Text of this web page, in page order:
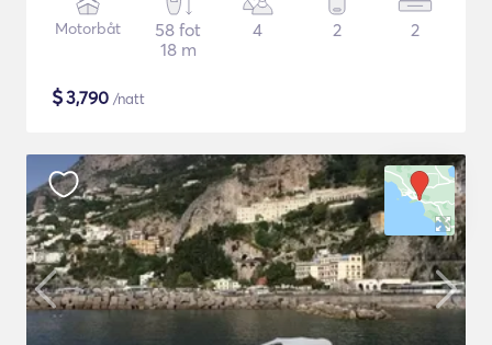
Motorbåt
58 fot
18 m
4 2 2
$3,790 /natt